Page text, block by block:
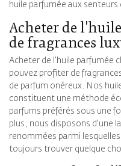
huile parfumée aux
Acheter de
de fragrances
Acheter de l'huile parfumée
pouvez profiter de
de parfum onéreux. Nos
constituent une méthode
parfums préférés sous une
plus, nous disposons d'une
renommées parmi
toujours trouver quelque